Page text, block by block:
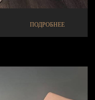
ПОДРОБНЕЕ